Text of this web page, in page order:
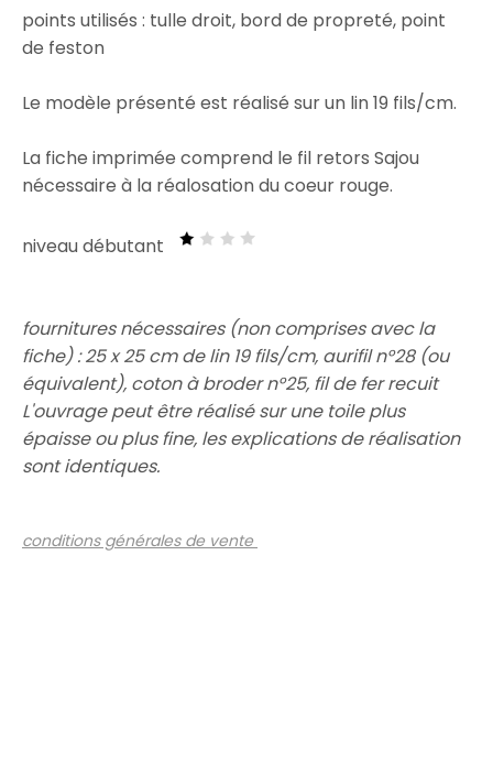
points utilisés : tulle droit, bord de propreté, point
de feston
Le modèle présenté est réalisé sur un lin 19 fils/cm.
La fiche imprimée comprend le fil retors Sajou
nécessaire à la réalosation du coeur rouge.
niveau débutant
fournitures nécessaires (non comprises avec la
fiche) : 25 x 25 cm de lin 19 fils/cm, aurifil n°28 (ou
équivalent), coton à broder n°25, fil de fer recuit
L'ouvrage peut être réalisé sur une toile plus
épaisse ou plus fine, les explications de réalisation
sont identiques.
conditions générales de vente